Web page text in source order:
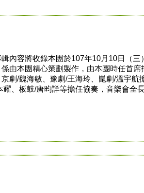
容將收錄本團於107年10月10日（三
由本團精心策劃製作，由本團時任首
劇/魏海敏、豫劇/王海玲、崑劇/溫宇航
耀、板鼓/唐昀詳等擔任協奏，音樂會全